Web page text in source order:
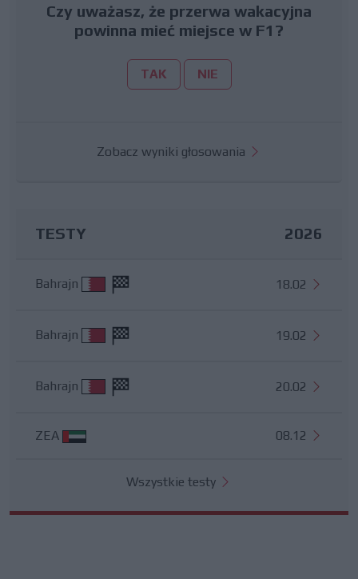
Czy uważasz, że przerwa wakacyjna
powinna mieć miejsce w F1?
TAK NIE
Zobacz wyniki głosowania
TESTY 2026
Bahrajn 18.02
Bahrajn 19.02
Bahrajn 20.02
ZEA 08.12
Wszystkie testy